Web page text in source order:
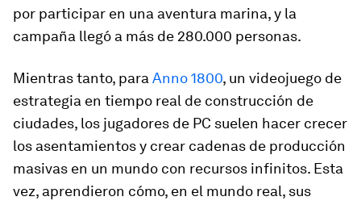
por participar en una aventura marina, y la
campaña llegó a más de 280.000 personas.
Mientras tanto, para Anno 1800, un videojuego de
estrategia en tiempo real de construcción de
ciudades, los jugadores de PC suelen hacer crecer
los asentamientos y crear cadenas de producción
masivas en un mundo con recursos infinitos. Esta
vez, aprendieron cómo, en el mundo real, sus